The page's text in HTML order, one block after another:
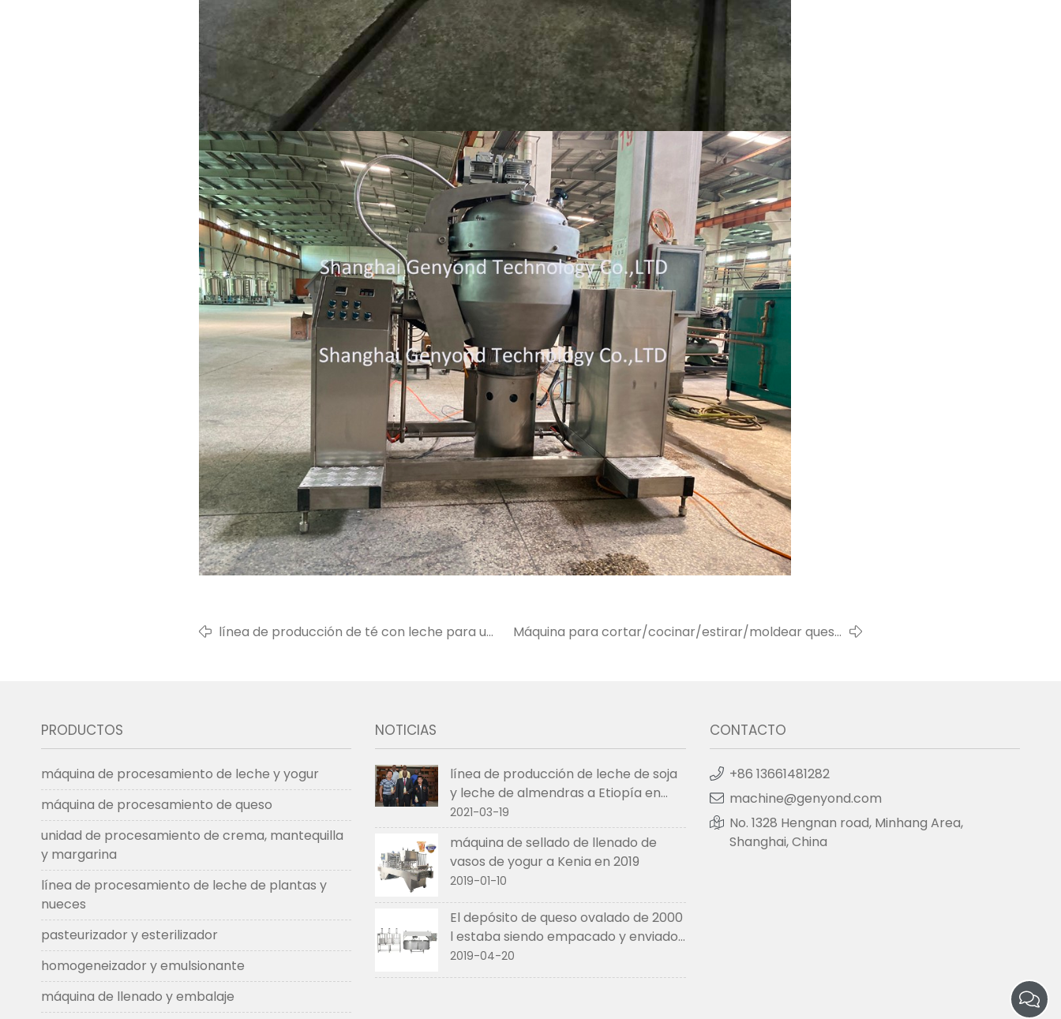
línea de producción de té con leche para un
Máquina para cortar/cocinar/estirar/moldear queso
PRODUCTOS
máquina de procesamiento de leche y yogur
máquina de procesamiento de queso
unidad de procesamiento de crema, mantequilla
y margarina
línea de procesamiento de leche de plantas y
nueces
pasteurizador y esterilizador
homogeneizador y emulsionante
máquina de llenado y embalaje
NOTICIAS
línea de producción de leche de soja
y leche de almendras a Etiopía en
2021
2021-03-19
máquina de sellado de llenado de
vasos de yogur a Kenia en 2019
2019-01-10
El depósito de queso ovalado de 2000
l estaba siendo empacado y enviado
a EE. UU. en abril de 2019
2019-04-20
CONTACTO
+86 13661481282
machine@genyond.com
No. 1328 Hengnan road, Minhang Area,
Shanghai, China